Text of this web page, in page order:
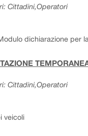
Cittadini,Operatori
dichiarazione per
Cittadini,Operatori
veicoli